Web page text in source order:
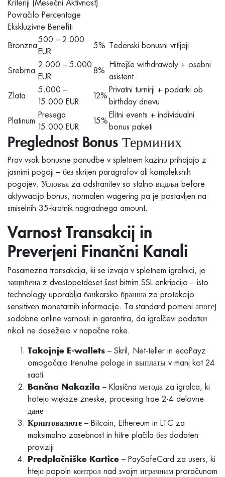
Povračilo Percentage
Ekskluzivne Benefiti
Bronzna500 – 2.000
EUR
5% Tedenski bonusni vrtljaji
Srebrna 2.000 – 5.000
EUR
8% Hitrejše withdrawaly + osebni
asistent
Zlata
5.000 –
15.000 EUR
12%Privatni turnirji + podarki ob
birthday dnevu
Platinum Presega
15.000 EUR
15%Elitni events + individualni
bonus paketi
Preglednost Bonus Терминих
Prav vsak bonusne ponudbe v spletnem kazinu prihajajo z
jasnimi pogoji – без skrijen paragrafov ali kompleksnih
pogojev. Условъя za odstranitev so stalno видљи before
aktywacijo bonus, normalen wagering pa je postavljen na
smiselnih 35-kratnik nagradnega amount.
Varnost Transakcij in
Preverjeni Finančni Kanali
Posamezna transakcija, ki se izvaja v spletnem igralnici, je
защићена z dvestopetdeset šest bitnim SSL enkripcijo – isto
technology uporablja банkarsko бранша za protekcijo
sensitiven monetarnih informacije. Ta standard pomeni апогеј
sodobne online varnosti in garantira, da igralčevi podatки
nikoli ne dosežejo v napačne roke.
Takojnje E-wallets – Skril, Net-teller in ecoPayz
omogočajo trenutne pologе in выплаты v manj kot 24
saati
Bančna Nakazila – Klasična метода za igralca, ki
hotejо większe zneske, procesing trae 2-4 delovne
дане
Криптовалюте – Bitcoin, Ethereum in LTC za
maksimalno zasebnost in hitre plačila без dodaten
proviziji
Predplačniške Kartice – PaySafeCard za users, ki
htejо popoln контрол nad svojm играчним proračunom